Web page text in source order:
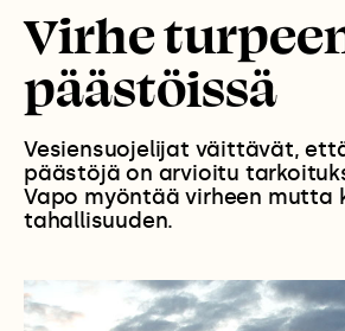
Virhe
päästöissä
Vesiensuojelijat väittävät,
päästöjä on arvioitu
Vapo myöntää virheen mutta
tahallisuuden.